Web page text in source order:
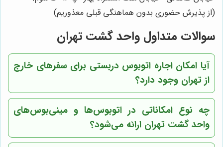
(از پذیرش حضوری بدون هماهنگی قبلی معذوریم)
سوالات متداول واحد گشت تهران
آیا امکان اجاره اتوبوس دربستی برای سفرهای خارج
از تهران وجود دارد؟
چه نوع امکاناتی در اتوبوس‌ها و مینی‌بوس‌های
واحد گشت تهران ارائه می‌شود؟